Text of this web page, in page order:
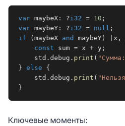
var maybeX : ?i32 = 10 ;
var maybeY : ?i32 = null ;
if
( maybeX and maybeY ) x ,
const sum = x + y ;
    std
. debug . print (
} else
{
    std
. debug . print (
}
Ключевые моменты: